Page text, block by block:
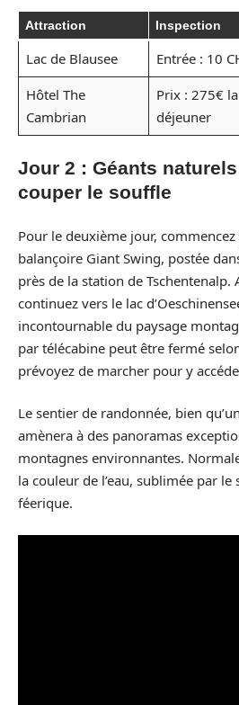
Attraction Inspection
Lac de Blausee
Entrée : 10
Hôtel The
Cambrian
Prix : 275€
déjeuner
Jour 2 : Géants
couper le souffle
Pour le deuxième jour,
balançoire Giant Swing, postée
près de la station de Tschentenalp.
continuez vers le lac
incontournable du paysage
par télécabine peut être fermé
prévoyez de marcher pour y
Le sentier de randonnée, bien
amènera à des panoramas
montagnes environnantes.
la couleur de l’eau, sublimée par le
féerique.